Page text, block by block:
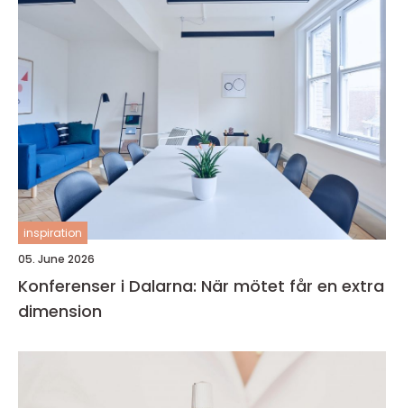
inspiration
05. June 2026
Konferenser i Dalarna: När mötet får en extra
dimension